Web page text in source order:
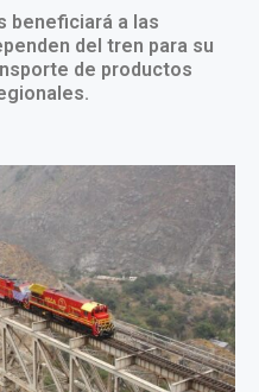
beneficiará a las
del tren para su
de productos